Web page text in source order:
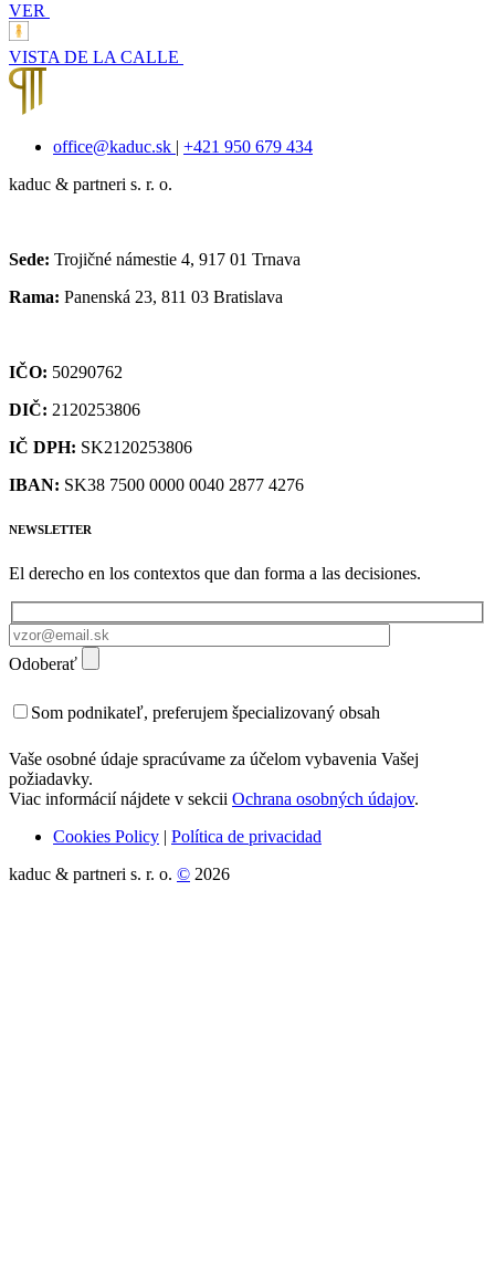
VER
VISTA DE LA CALLE
office@kaduc.sk | +421 950 679 434
kaduc & partneri s. r. o.
Sede: Trojičné námestie 4, 917 01 Trnava
Rama: Panenská 23, 811 03 Bratislava
IČO: 50290762
DIČ: 2120253806
IČ DPH: SK2120253806
IBAN: SK38 7500 0000 0040 2877 4276
NEWSLETTER
El derecho en los contextos que dan forma a las decisiones.
Odoberať
Som podnikateľ, preferujem špecializovaný obsah
Vaše osobné údaje spracúvame za účelom vybavenia Vašej
požiadavky.
Viac informácií nájdete v sekcii Ochrana osobných údajov.
Cookies Policy | Política de privacidad
kaduc & partneri s. r. o. © 2026